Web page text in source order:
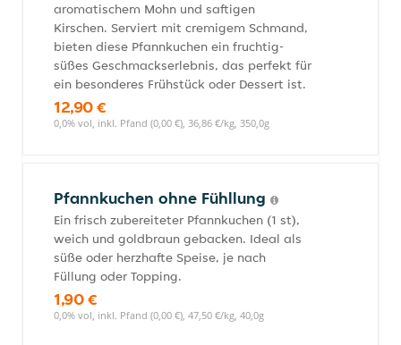
aromatischem Mohn und saftigen
Kirschen. Serviert mit cremigem Schmand,
bieten diese Pfannkuchen ein fruchtig-
süßes Geschmackserlebnis, das perfekt für
ein besonderes Frühstück oder Dessert ist.
12,90 €
0,0% vol, inkl. Pfand (0,00 €), 36,86 €/kg, 350,0g
Pfannkuchen ohne Fühllung
Ein frisch zubereiteter Pfannkuchen (1 st),
weich und goldbraun gebacken. Ideal als
süße oder herzhafte Speise, je nach
Füllung oder Topping.
1,90 €
0,0% vol, inkl. Pfand (0,00 €), 47,50 €/kg, 40,0g